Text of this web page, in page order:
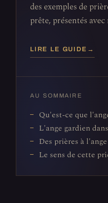
des exemples de
prête, présentés avec
LIRE LE GUIDE →
AU SOMMAIRE
Qu'est-ce que
L'ange gardien
Des prières à
Le sens de cette